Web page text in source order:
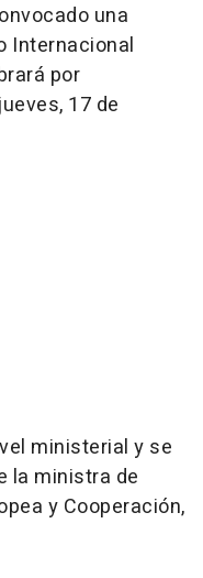
una
Internacional
por
17 de
ministerial y se
la ministra de
y Cooperación,